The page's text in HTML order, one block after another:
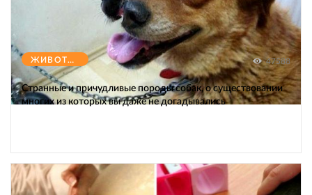
ЖИВОТНЫЕ 47588
Странные и причудливые породы собак, о существовании
многих из которых вы даже не догадывались